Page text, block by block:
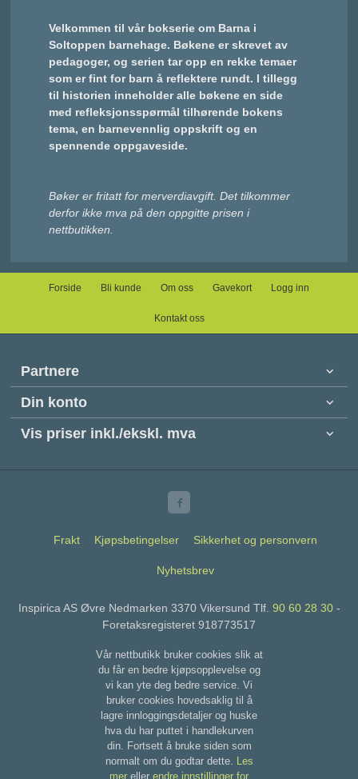
Velkommen til vår bokserie om Barna i
Soltoppen barnehage. Bøkene er skrevet av
pedagoger, og serien tar opp en rekke temaer
som er fint for barn å reflektere rundt. I tillegg
til historien inneholder alle bøkene en side
med refleksjonsspørmål tilhørende bokens
tema, en barnevennlig oppskrift og en
spennende oppgaveside.
Bøker er fritatt for merverdiavgift. Det tilkommer
derfor ikke mva på den oppgitte prisen i
nettbutikken.
Forside Bli kunde Om oss Gavekort Logg inn
Kontakt oss
Partnere
Din konto
Vis priser inkl./ekskl. mva
Frakt Kjøpsbetingelser Sikkerhet og personvern
Nyhetsbrev
Inspirica AS Øvre Nedmarken 3370 Vikersund Tlf. 90 60 28 30-
Foretaksregisteret 918773517
Vår nettbutikk bruker cookies slik at
du får en bedre kjøpsopplevelse og
vi kan yte deg bedre service. Vi
bruker cookies hovedsaklig til å
lagre innloggingsdetaljer og huske
hva du har puttet i handlekurven
din. Fortsett å bruke siden som
normalt om du godtar dette. Les
mer eller endre innstillinger for